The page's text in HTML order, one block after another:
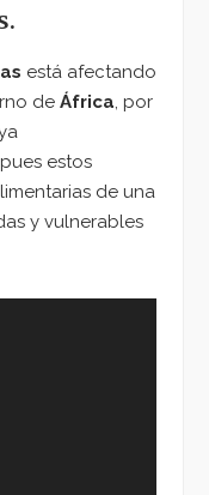
está afectando
de África, por
estos
de una
y vulnerables